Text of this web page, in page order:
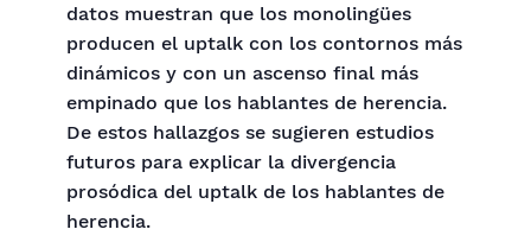
datos muestran que los monolingües
producen el uptalk con los contornos más
dinámicos y con un ascenso final más
empinado que los hablantes de herencia.
De estos hallazgos se sugieren estudios
futuros para explicar la divergencia
prosódica del uptalk de los hablantes de
herencia.